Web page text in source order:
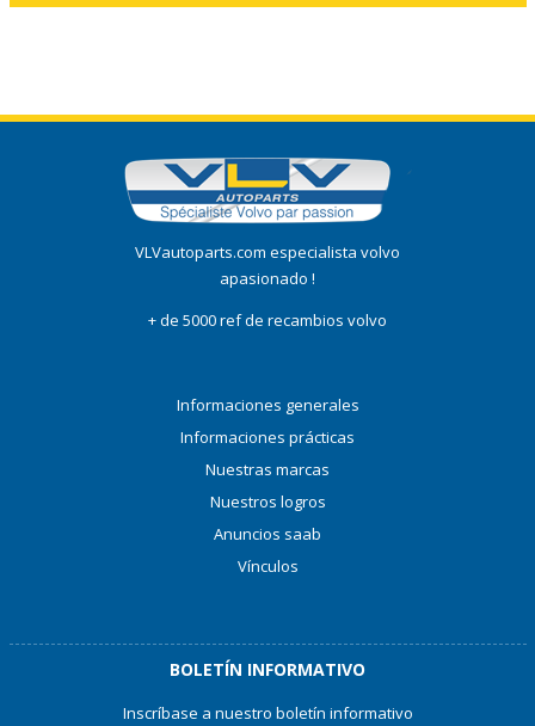
VLVautoparts.com especialista volvo
apasionado !
+ de 5000 ref de recambios volvo
Informaciones generales
Informaciones prácticas
Nuestras marcas
Nuestros logros
Anuncios saab
Vínculos
BOLETÍN INFORMATIVO
Inscríbase a nuestro boletín informativo